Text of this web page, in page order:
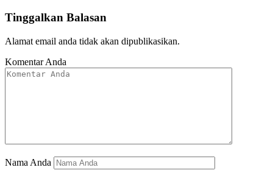
Tinggalkan Balasan
Alamat email anda tidak akan dipublikasikan.
Komentar Anda
Nama Anda